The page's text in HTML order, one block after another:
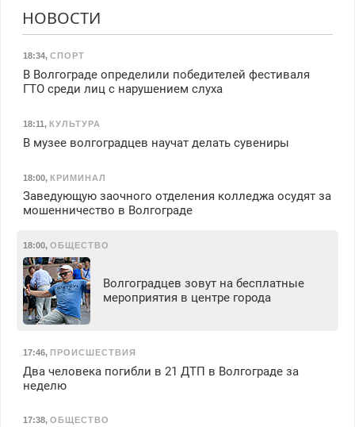
НОВОСТИ
18:34, СПОРТ
В Волгограде определили победителей фестиваля
ГТО среди лиц с нарушением слуха
18:11, КУЛЬТУРА
В музее волгоградцев научат делать сувениры
18:00, КРИМИНАЛ
Заведующую заочного отделения колледжа осудят за
мошенничество в Волгограде
18:00, ОБЩЕСТВО
Волгоградцев зовут на бесплатные
мероприятия в центре города
17:46, ПРОИСШЕСТВИЯ
Два человека погибли в 21 ДТП в Волгограде за
неделю
17:38, ОБЩЕСТВО